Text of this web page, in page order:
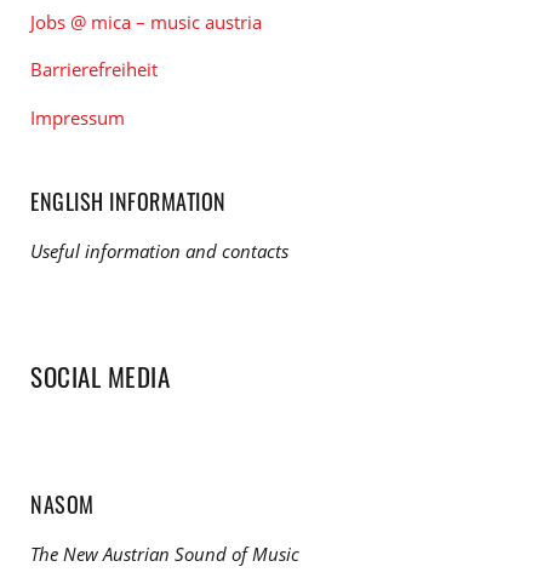
Jobs @ mica – music austria
Barrierefreiheit
Impressum
ENGLISH INFORMATION
Useful information and contacts
SOCIAL MEDIA
NASOM
The New Austrian Sound of Music